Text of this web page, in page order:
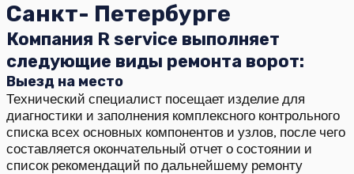
Санкт- Петербурге
Компания R service выполняет
следующие виды ремонта ворот:
Выезд на место
Технический специалист посещает изделие для
диагностики и заполнения комплексного контрольного
списка всех основных компонентов и узлов, после чего
составляется окончательный отчет о состоянии и
список рекомендаций по дальнейшему ремонту